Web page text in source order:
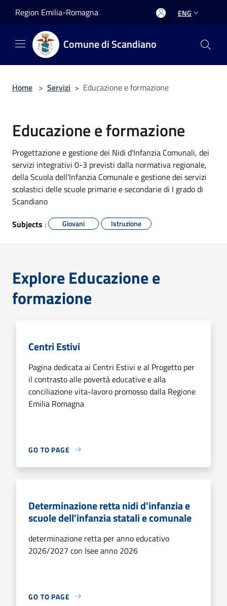
Region Emilia-Romagna ENG
Comune di Scandiano
Home > Servizi > Educazione e formazione
Educazione e formazione
Progettazione e gestione dei Nidi d'Infanzia Comunali, dei
servizi integrativi 0-3 previsti dalla normativa regionale,
della Scuola dell'Infanzia Comunale e gestione dei servizi
scolastici delle scuole primarie e secondarie di I grado di
Scandiano
Subjects : Giovani Istruzione
Explore Educazione e
formazione
Centri Estivi
Pagina dedicata ai Centri Estivi e al Progetto per
il contrasto alle povertà educative e alla
conciliazione vita-lavoro promosso dalla Regione
Emilia Romagna
GO TO PAGE
Determinazione retta nidi d'infanzia e
scuole dell'infanzia statali e comunale
determinazione retta per anno educativo
2026/2027 con Isee anno 2026
GO TO PAGE